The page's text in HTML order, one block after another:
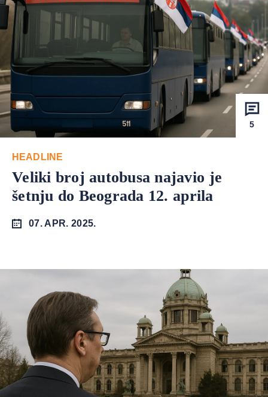
5
HEADLINE
Veliki broj autobusa najavio je
šetnju do Beograda 12. aprila
07. APR. 2025.